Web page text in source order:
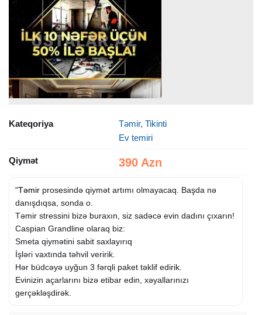
Kateqoriya
Təmir, Tikinti
Ev temiri
Qiymət 390 Azn
"Təmir prosesində qiymət artımı olmayacaq. Başda nə
danışdıqsa, sonda o.
Təmir stressini bizə buraxın, siz sadəcə evin dadını çıxarın!
Caspian Grandline olaraq biz:
Smeta qiymətini sabit saxlayırıq
İşləri vaxtında təhvil veririk.
Hər büdcəyə uyğun 3 fərqli paket təklif edirik.
​Evinizin açarlarını bizə etibar edin, xəyallarınızı
gerçəkləşdirək.